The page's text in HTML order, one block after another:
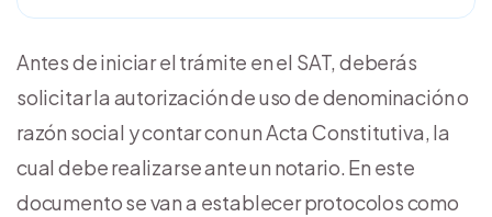
Antes de iniciar el trámite en el SAT, deberás
solicitar la autorización de uso de denominación o
razón social y contar con un Acta Constitutiva, la
cual debe realizarse ante un notario. En este
documento se van a establecer protocolos como